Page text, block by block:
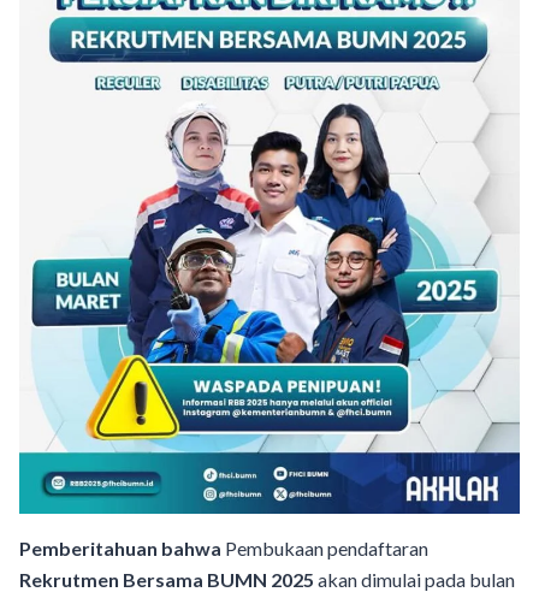
Pemberitahuan bahwa Pembukaan pendaftaran
Rekrutmen Bersama BUMN 2025 akan dimulai pada bulan